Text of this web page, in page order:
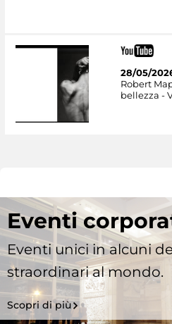
28/05/
Robert
bellezza -
Eventi
Eventi unici in alcuni
straordinari al mondo.
Scopri di più